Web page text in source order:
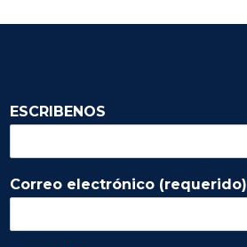
ESCRIBENOS
Correo electrónico (requerido)